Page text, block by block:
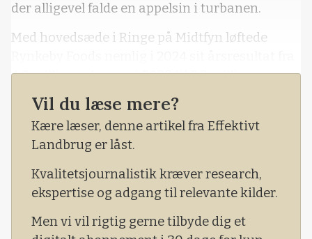
der alligevel falde en appelsin i turbanen.
Med hovedsæde i Ringe på Midtfyn løftede
4,8 millioner kroner i 2023 til 9,3 millioner
kroner trods et år præget af store udfordringer
i juicebranchen.
Vil du læse mere?
Kære læser, denne artikel fra Effektivt
Landbrug er låst.
Kvalitetsjournalistik kræver research,
ekspertise og adgang til relevante kilder.
Men vi vil rigtig gerne tilbyde dig et